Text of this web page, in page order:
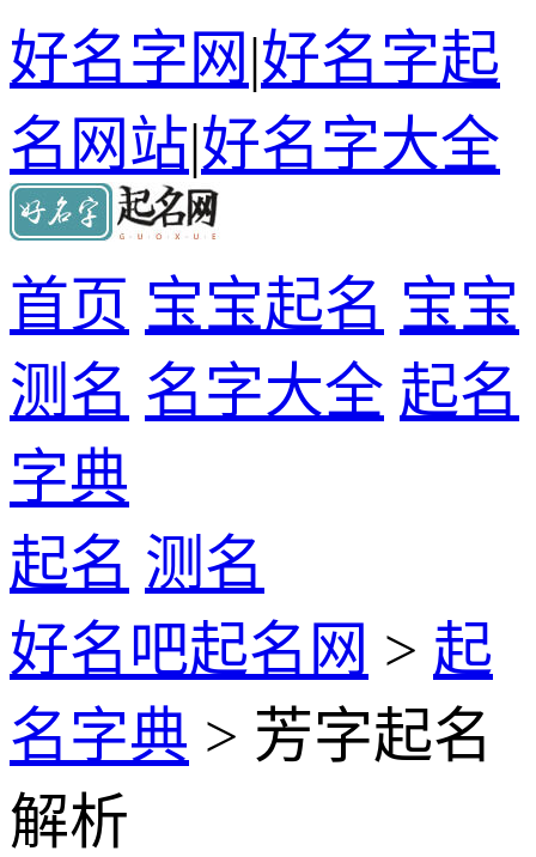
好名字网|好名字起
名网站|好名字大全
首页 宝宝起名 宝宝
测名 名字大全 起名
字典
起名 测名
好名吧起名网 > 起
名字典 > 芳字起名
解析